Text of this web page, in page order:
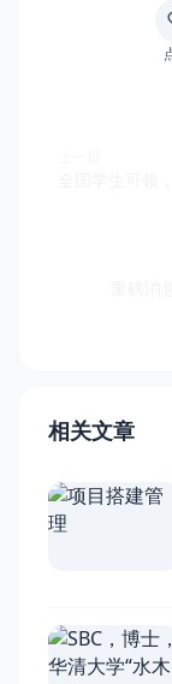
相关文章